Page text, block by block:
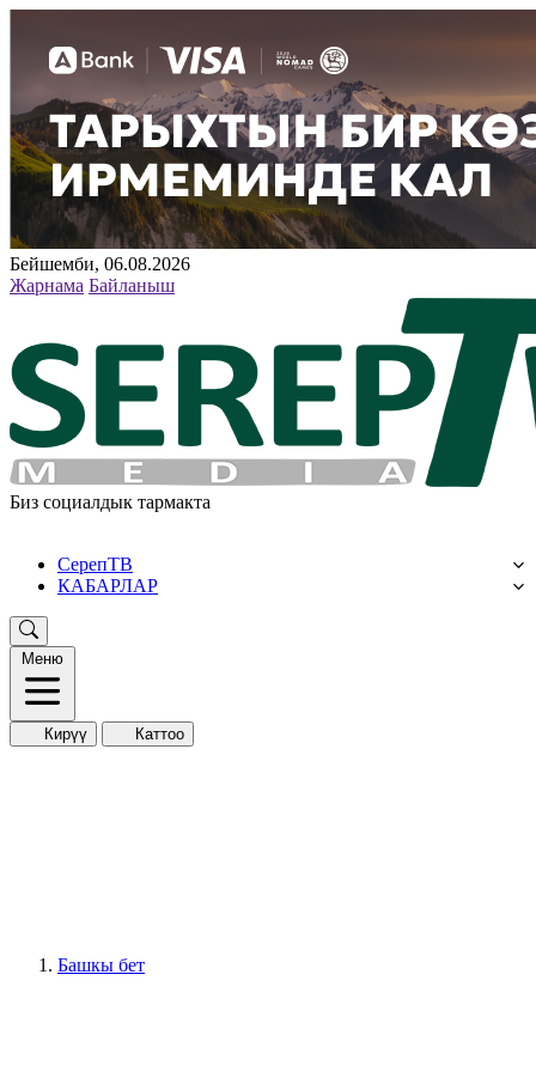
Бейшемби, 06.08.2026
Жарнама Байланыш
Биз социалдык тармакта
СерепТВ
КАБАРЛАР
Меню
Кирүү Каттоо
Башкы бет